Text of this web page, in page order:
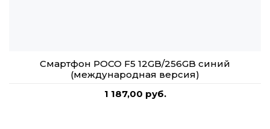
Смартфон POCO F5 12GB/256GB синий
(международная версия)
1 187,00 руб.